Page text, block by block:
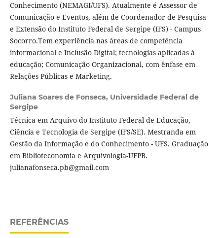
Conhecimento (NEMAGI/UFS). Atualmente é Assessor de
Comunicação e Eventos, além de Coordenador de Pesquisa
e Extensão do Instituto Federal de Sergipe (IFS) - Campus
Socorro.Tem experiência nas áreas de competência
informacional e Inclusão Digital; tecnologias aplicadas à
educação; Comunicação Organizacional, com ênfase em
Relações Públicas e Marketing.
Juliana Soares de Fonseca, Universidade Federal de
Sergipe
Técnica em Arquivo do Instituto Federal de Educação,
Ciência e Tecnologia de Sergipe (IFS/SE). Mestranda em
Gestão da Informação e do Conhecimento - UFS. Graduação
em Biblioteconomia e Arquivologia-UFPB.
julianafonseca.pb@gmail.com
REFERÊNCIAS